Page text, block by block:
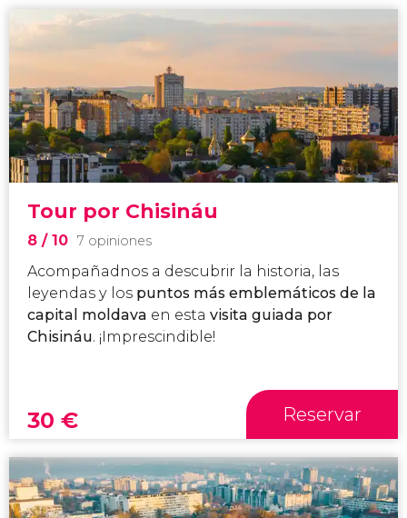
Tour por Chisináu
8 / 10 7 opiniones
Acompañadnos a descubrir la historia, las
leyendas y los puntos más emblemáticos de la
capital moldava en esta visita guiada por
Chisináu. ¡Imprescindible!
30 € Reservar